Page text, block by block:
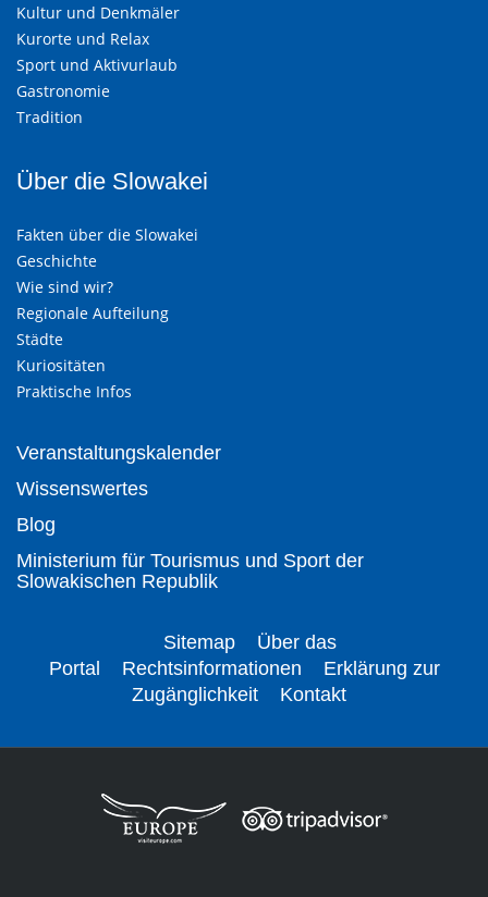
Kultur und Denkmäler
Kurorte und Relax
Sport und Aktivurlaub
Gastronomie
Tradition
Über die Slowakei
Fakten über die Slowakei
Geschichte
Wie sind wir?
Regionale Aufteilung
Städte
Kuriositäten
Praktische Infos
Veranstaltungskalender
Wissenswertes
Blog
Ministerium für Tourismus und Sport der
Slowakischen Republik
Sitemap
Über das
Portal
Rechtsinformationen
Erklärung zur
Zugänglichkeit
Kontakt